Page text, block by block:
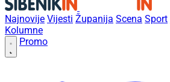
Najnovije Vijesti Županija Scena Sport
Kolumne
Promo